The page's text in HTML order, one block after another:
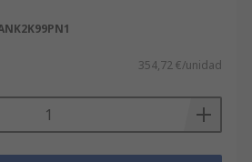
354,72 €/unidad